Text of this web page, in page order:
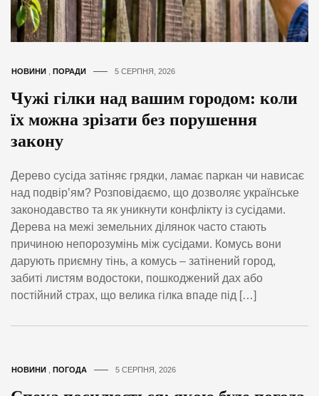
НОВИНИ ПОРАДИ 5 СЕРПНЯ, 2026
Чужі гілки над вашим городом: коли
їх можна зрізати без порушення
закону
Дерево сусіда затіняє грядки, ламає паркан чи нависає
над подвір’ям? Розповідаємо, що дозволяє українське
законодавство та як уникнути конфлікту із сусідами.
Дерева на межі земельних ділянок часто стають
причиною непорозумінь між сусідами. Комусь вони
дарують приємну тінь, а комусь – затінений город,
забиті листям водостоки, пошкоджений дах або
постійний страх, що велика гілка впаде під […]
НОВИНИ ПОГОДА 5 СЕРПНЯ, 2026